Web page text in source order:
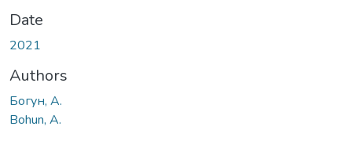
Date
2021
Authors
Богун, А.
Bohun, A.